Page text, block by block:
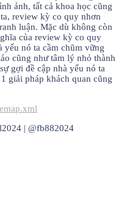
ảnh, tất cả khoa học cũng
review kỳ co quy nhơn
luận. Mặc dù không còn
của review kỳ co quy
yếu nó ta cầm chũm vững
cũng như tâm lý nhỏ thành
gợi đề cập nhà yếu nó ta
giải pháp khách quan cũng
| @fb882024